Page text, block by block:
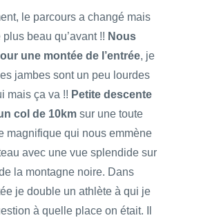
le parcours a changé mais
beau qu’avant !! Nous
une montée de l’entrée, je
jambes sont un peu lourdes
mais ça va !! Petite descente
col de 10km sur une toute
magnifique qui nous emmène
avec une vue splendide sur
la montagne noire. Dans
je double un athlète à qui je
à quelle place on était. Il